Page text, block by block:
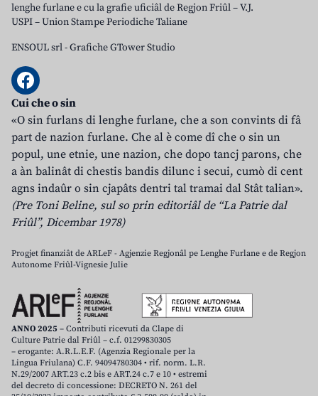
lenghe furlane e cu la grafie uficiâl de Regjon Friûl – V.J.
USPI – Union Stampe Periodiche Taliane
ENSOUL srl-Grafiche GTower Studio
Cui che o sin
«O sin furlans di lenghe furlane, che a son convints di fâ
part de nazion furlane. Che al è come dî che o sin un
popul, une etnie, une nazion, che dopo tancj parons, che
a àn balinât di chestis bandis dilunc i secui, cumò di cent
agns indaûr o sin cjapâts dentri tal tramai dal Stât talian».
(Pre Toni Beline, sul so prin editoriâl de “La Patrie dal
Friûl”, Dicembar 1978)
Progjet finanziât de ARLeF - Agjenzie Regjonâl pe Lenghe Furlane e de Regjon
Autonome Friûl-Vignesie Julie
ANNO 2025 – Contributi ricevuti da Clape di
Culture Patrie dal Friûl – c.f. 01299830305
– erogante: A.R.L.E.F. (Agenzia Regionale per la
Lingua Friulana) C.F. 94094780304 • rif. norm. L.R.
N.29/2007 ART.23 c.2 bis e ART.24 c.7 e 10 • estremi
del decreto di concessione: DECRETO N. 261 del